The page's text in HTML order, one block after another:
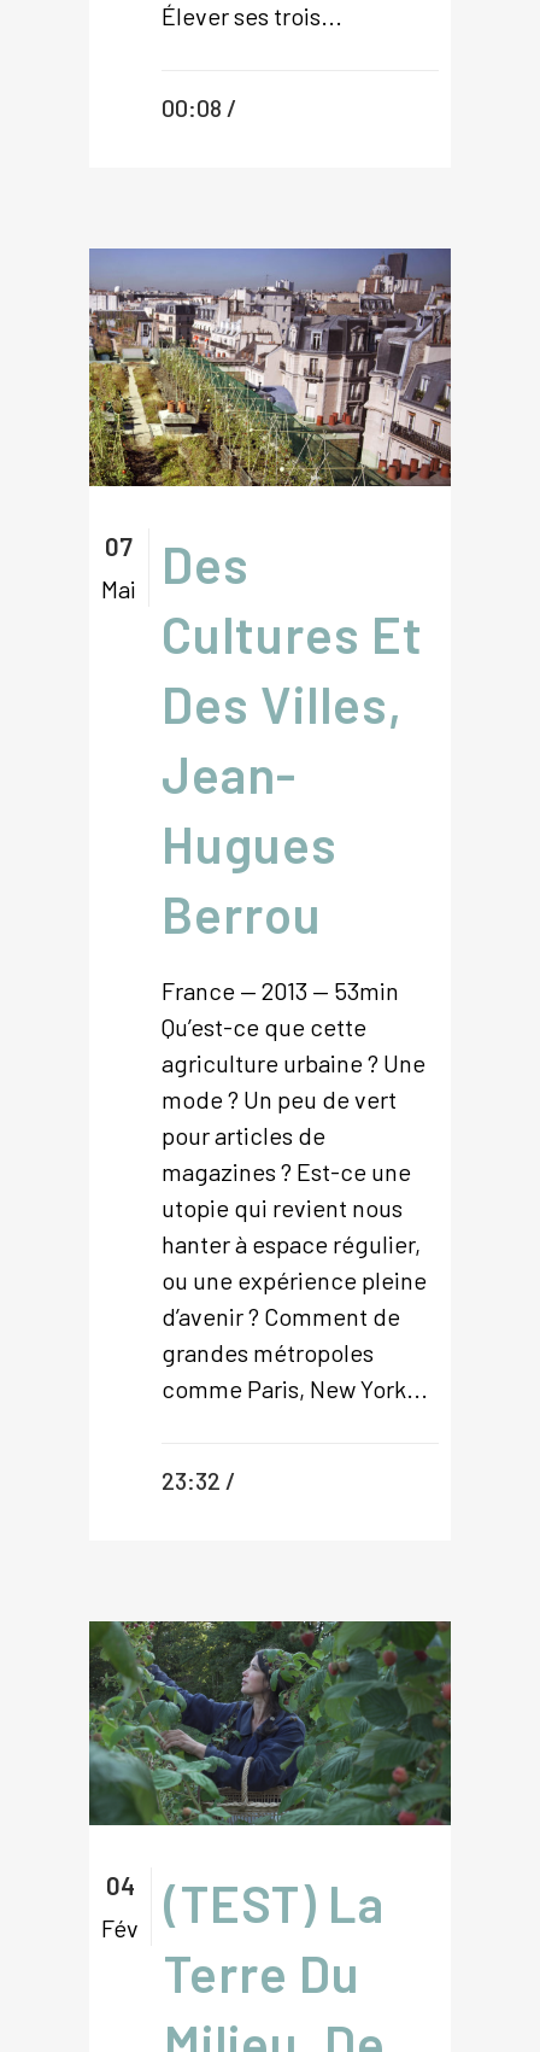
Élever ses trois...
00:08 /
07
Mai
Des
Cultures Et
Des Villes,
Jean-
Hugues
Berrou
France — 2013 — 53min
Qu’est-ce que cette
agriculture urbaine ? Une
mode ? Un peu de vert
pour articles de
magazines ? Est-ce une
utopie qui revient nous
hanter à espace régulier,
ou une expérience pleine
d’avenir ? Comment de
grandes métropoles
comme Paris, New York...
23:32 /
04
Fév
(TEST) La
Terre Du